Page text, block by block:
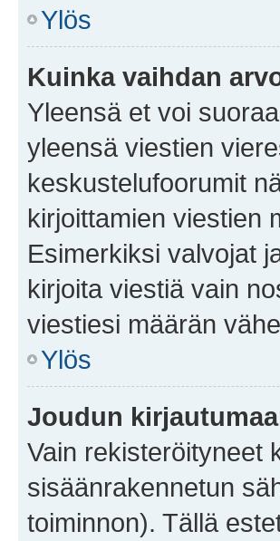
Ylös
Kuinka vaihdan
Yleensä et voi
yleensä viestien
keskustelufoorumit
kirjoittamien viestien
Esimerkiksi valvojat
kirjoita viestiä vain
viestiesi määrän
Ylös
Joudun
Vain rekisteröityneet
sisäänrakennetun
toiminnon). Tällä